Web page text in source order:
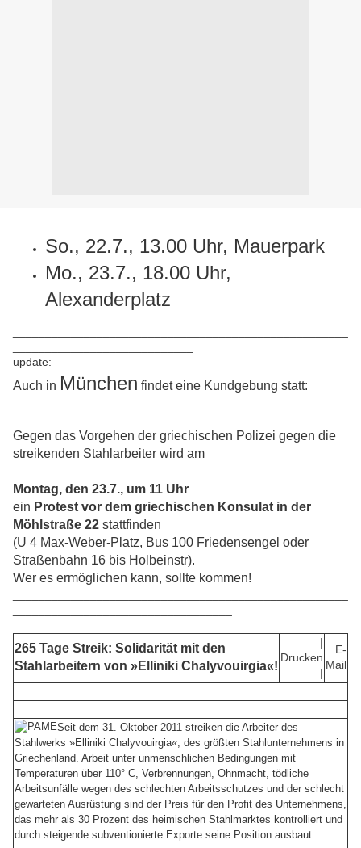
So., 22.7., 13.00 Uhr, Mauerpark
Mo., 23.7., 18.00 Uhr,
Alexanderplatz
update:
Auch in München findet eine Kundgebung statt:
Gegen das Vorgehen der griechischen Polizei gegen die
streikenden Stahlarbeiter wird am
Montag, den 23.7., um 11 Uhr
ein Protest vor dem griechischen Konsulat in der
Möhlstraße 22 stattfinden
(U 4 Max-Weber-Platz, Bus 100 Friedensengel oder
Straßenbahn 16 bis Holbeinstr).
Wer es ermöglichen kann, sollte kommen!
265 Tage Streik: Solidarität mit den
Stahlarbeitern von »Elliniki Chalyvouirgia«!
|
Drucken
|
E-
Mail
Seit dem 31. Oktober 2011 streiken die Arbeiter des
Stahlwerks »Elliniki Chalyvouirgia«, des größten Stahlunternehmens in
Griechenland. Arbeit unter unmenschlichen Bedingungen mit
Temperaturen über 110° C, Verbrennungen, Ohnmacht, tödliche
Arbeitsunfälle wegen des schlechten Arbeitsschutzes und der schlecht
gewarteten Ausrüstung sind der Preis für den Profit des Unternehmens,
das mehr als 30 Prozent des heimischen Stahlmarktes kontrolliert und
durch steigende subventionierte Exporte seine Position ausbaut.